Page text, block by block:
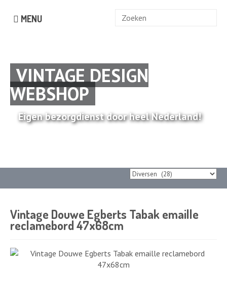
MENU
Zoek
VINTAGE DESIGN
WEBSHOP
Eigen bezorgdienst door heel Nederland!
Vintage Douwe Egberts Tabak emaille
reclamebord 47x68cm